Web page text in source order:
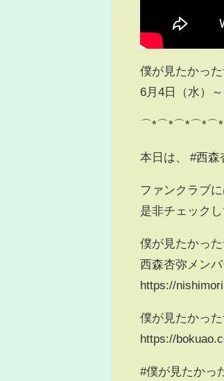
僕が見たかっ
6月4日（水）
本日は、 #西森
ファンクラブ
是非チェック
僕が見たかっ
西森杏弥メン
https://
僕が見たかっ
https://
#僕が見たかっ